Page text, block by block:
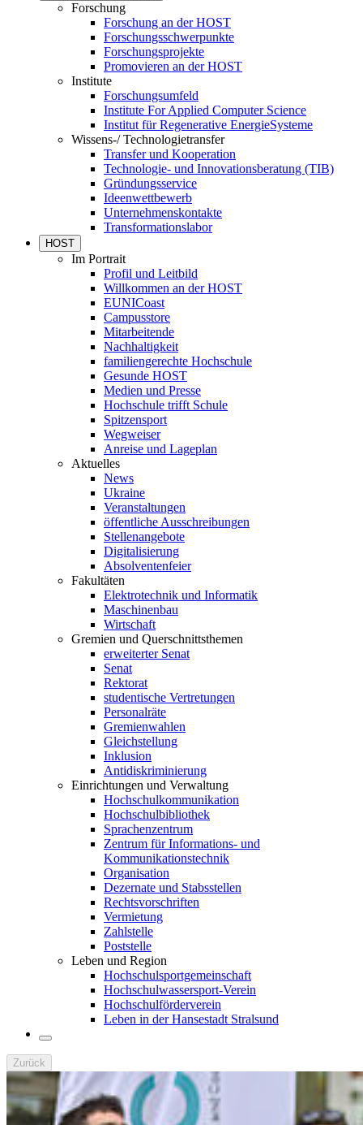
Forschung
Forschung an der HOST
Forschungsschwerpunkte
Forschungsprojekte
Promovieren an der HOST
Institute
Forschungsumfeld
Institute For Applied Computer Science
Institut für Regenerative EnergieSysteme
Wissens-/ Technologietransfer
Transfer und Kooperation
Technologie- und Innovationsberatung (TIB)
Gründungsservice
Ideenwettbewerb
Unternehmenskontakte
Transformationslabor
HOST
Im Portrait
Profil und Leitbild
Willkommen an der HOST
EUNICoast
Campusstore
Mitarbeitende
Nachhaltigkeit
familiengerechte Hochschule
Gesunde HOST
Medien und Presse
Hochschule trifft Schule
Spitzensport
Wegweiser
Anreise und Lageplan
Aktuelles
News
Ukraine
Veranstaltungen
öffentliche Ausschreibungen
Stellenangebote
Digitalisierung
Absolventenfeier
Fakultäten
Elektrotechnik und Informatik
Maschinenbau
Wirtschaft
Gremien und Querschnittsthemen
erweiterter Senat
Senat
Rektorat
studentische Vertretungen
Personalräte
Gremienwahlen
Gleichstellung
Inklusion
Antidiskriminierung
Einrichtungen und Verwaltung
Hochschulkommunikation
Hochschulbibliothek
Sprachenzentrum
Zentrum für Informations- und
Kommunikationstechnik
Organisation
Dezernate und Stabsstellen
Rechtsvorschriften
Vermietung
Zahlstelle
Poststelle
Leben und Region
Hochschulsportgemeinschaft
Hochschulwassersport-Verein
Hochschulförderverein
Leben in der Hansestadt Stralsund
Zurück